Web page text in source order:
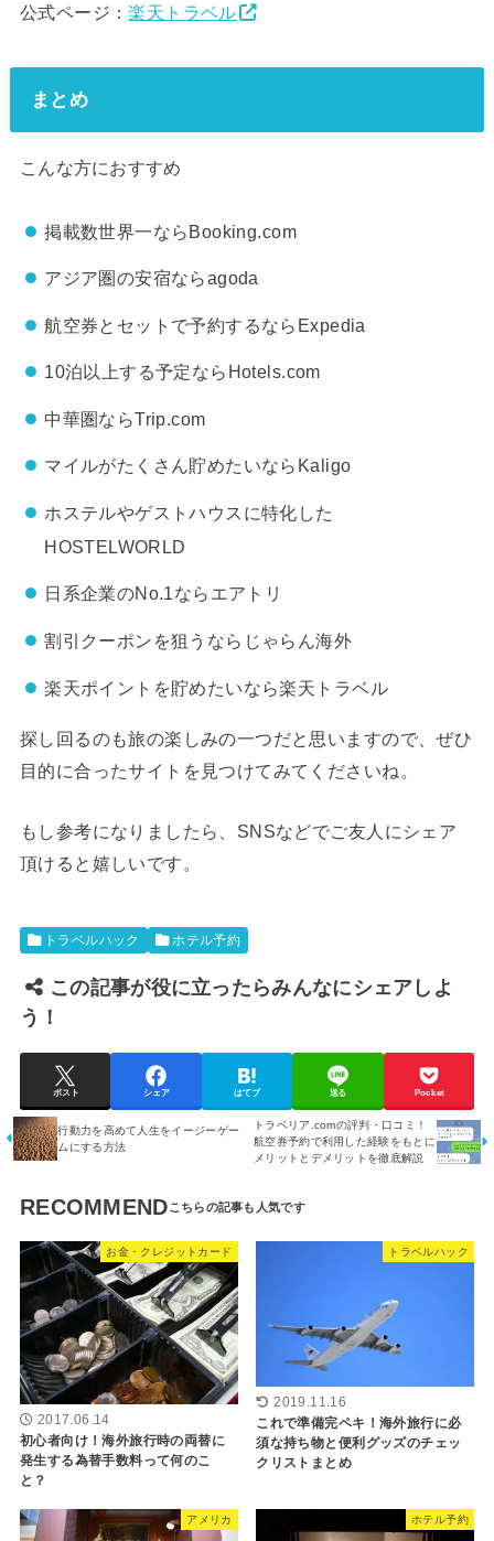
公式ページ：楽天トラベル
まとめ
こんな方におすすめ
掲載数世界一ならBooking.com
アジア圏の安宿ならagoda
航空券とセットで予約するならExpedia
10泊以上する予定ならHotels.com
中華圏ならTrip.com
マイルがたくさん貯めたいならKaligo
ホステルやゲストハウスに特化した
HOSTELWORLD
日系企業のNo.1ならエアトリ
割引クーポンを狙うならじゃらん海外
楽天ポイントを貯めたいなら楽天トラベル
探し回るのも旅の楽しみの一つだと思いますので、ぜひ
目的に合ったサイトを見つけてみてくださいね。
もし参考になりましたら、SNSなどでご友人にシェア
頂けると嬉しいです。
トラベルハック ホテル予約
この記事が役に立ったらみんなにシェアしよ
う！
ポスト シェア はてブ 送る Pocket
行動力を高めて人生をイージーゲー
ムにする方法
トラベリア.comの評判・口コミ！
航空券予約で利用した経験をもとに
メリットとデメリットを徹底解説
RECOMMEND
お金・クレジットカード
2017.06.14
初心者向け！海外旅行時の両替に
発生する為替手数料って何のこ
と？
トラベルハック
2019.11.16
これで準備完ペキ！海外旅行に必
須な持ち物と便利グッズのチェッ
クリストまとめ
アメリカ ホテル予約